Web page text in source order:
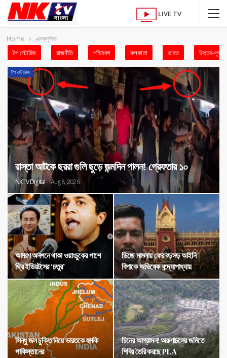
LIVE TV
Home এক্সক্লুসিভ
টপ স্টোরিজ রাজনীতি পশ্চিমবঙ্গ কলকাতা ভারত উত্তর-পূর্ব
টপ স্টোরিজ
রাস্তা আটকে ছররা গুলি ছুড়ে জন্মদিন পালন! গ্রেফতার ১০
NKTV Digital Aug 8, 2026
আমরণ অনশনে থাকা ওয়াংচুকের পাশে
থ্রি ইডিয়টসের ‘চতুর’
ডিজে মামলায় ফের বড়সড় আইনি
বিপাকে অভিষেক বন্দ্যোপাধ্যায়
সিন্ধু জল চুক্তি নিয়ে ভারতকে হুমকি
পাকিস্তানের
চিনের আগ্রাসন! অরুণাচলের জমিতে
শিবির তৈরি করছে PLA